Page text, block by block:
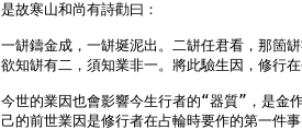
是故寒山和尚有詩勸曰：
一缾鑄金成，一缾埏泥出。二缾任君看，那箇
欲知缾有二，須知業非一。將此驗生因，修行
今世的業因也會影響今生行者的“器質”，是金
己的前世業因是修行者在占輪時要作的第一件